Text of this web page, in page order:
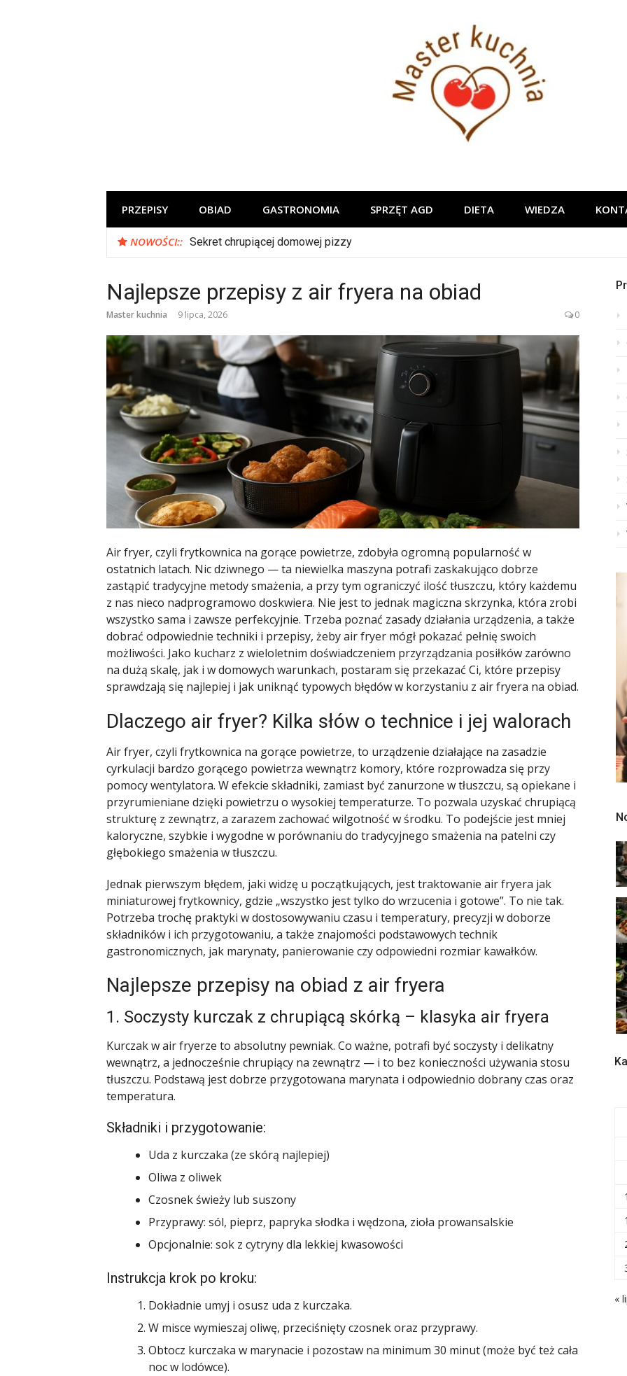
PRZEPISY OBIAD GASTRONOMIA SPRZĘT AGD DIETA WIEDZA
NOWOŚCI:: Sekret chrupiącej domowej pizzy
Najlepsze przepisy z air fryera na obiad
Master kuchnia 9 lipca, 2026 0
Air fryer, czyli frytkownica na gorące powietrze, zdobyła ogromną popularność w
ostatnich latach. Nic dziwnego — ta niewielka maszyna potrafi zaskakująco dobrze
zastąpić tradycyjne metody smażenia, a przy tym ograniczyć ilość tłuszczu, który każdemu
z nas nieco nadprogramowo doskwiera. Nie jest to jednak magiczna skrzynka, która zrobi
wszystko sama i zawsze perfekcyjnie. Trzeba poznać zasady działania urządzenia, a także
dobrać odpowiednie techniki i przepisy, żeby air fryer mógł pokazać pełnię swoich
możliwości. Jako kucharz z wieloletnim doświadczeniem przyrządzania posiłków zarówno
na dużą skalę, jak i w domowych warunkach, postaram się przekazać Ci, które przepisy
sprawdzają się najlepiej i jak uniknąć typowych błędów w korzystaniu z air fryera na obiad.
Dlaczego air fryer? Kilka słów o technice i jej walorach
Air fryer, czyli frytkownica na gorące powietrze, to urządzenie działające na zasadzie
cyrkulacji bardzo gorącego powietrza wewnątrz komory, które rozprowadza się przy
pomocy wentylatora. W efekcie składniki, zamiast być zanurzone w tłuszczu, są opiekane i
przyrumieniane dzięki powietrzu o wysokiej temperaturze. To pozwala uzyskać chrupiącą
strukturę z zewnątrz, a zarazem zachować wilgotność w środku. To podejście jest mniej
kaloryczne, szybkie i wygodne w porównaniu do tradycyjnego smażenia na patelni czy
głębokiego smażenia w tłuszczu.
Jednak pierwszym błędem, jaki widzę u początkujących, jest traktowanie air fryera jak
miniaturowej frytkownicy, gdzie „wszystko jest tylko do wrzucenia i gotowe”. To nie tak.
Potrzeba trochę praktyki w dostosowywaniu czasu i temperatury, precyzji w doborze
składników i ich przygotowaniu, a także znajomości podstawowych technik
gastronomicznych, jak marynaty, panierowanie czy odpowiedni rozmiar kawałków.
Najlepsze przepisy na obiad z air fryera
1. Soczysty kurczak z chrupiącą skórką – klasyka air fryera
Kurczak w air fryerze to absolutny pewniak. Co ważne, potrafi być soczysty i delikatny
wewnątrz, a jednocześnie chrupiący na zewnątrz — i to bez konieczności używania stosu
tłuszczu. Podstawą jest dobrze przygotowana marynata i odpowiednio dobrany czas oraz
temperatura.
Składniki i przygotowanie:
Uda z kurczaka (ze skórą najlepiej)
Oliwa z oliwek
Czosnek świeży lub suszony
Przyprawy: sól, pieprz, papryka słodka i wędzona, zioła prowansalskie
Opcjonalnie: sok z cytryny dla lekkiej kwasowości
Instrukcja krok po kroku:
Dokładnie umyj i osusz uda z kurczaka.
W misce wymieszaj oliwę, przeciśnięty czosnek oraz przyprawy.
Obtocz kurczaka w marynacie i pozostaw na minimum 30 minut (może być też cała
noc w lodówce).
«